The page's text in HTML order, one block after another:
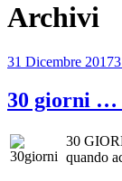
Archivi
Pubblicato
31 Dicembre 2017
30 giorni …
30
quando